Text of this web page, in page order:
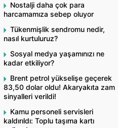
Nostalji daha çok para
harcamamıza sebep oluyor
Tükenmişlik sendromu nedir,
nasıl kurtuluruz?
Sosyal medya yaşamınızı ne
kadar etkiliyor?
Brent petrol yükselişe geçerek
83,50 dolar oldu! Akaryakıta zam
sinyalleri verildi!
Kamu personeli servisleri
kaldırıldı: Toplu taşıma kartı